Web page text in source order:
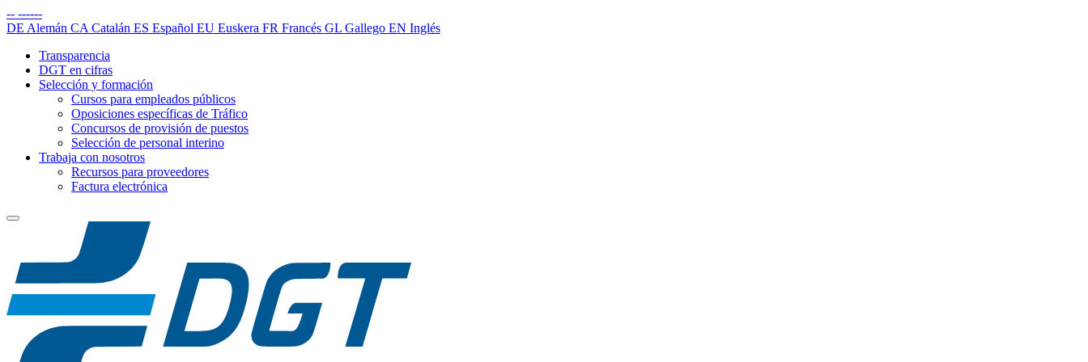
-- ------
DE Alemán CA Catalán ES Español EU Euskera FR Francés GL Gallego EN Inglés
Transparencia
DGT en cifras
Selección y formación
Cursos para empleados públicos
Oposiciones específicas de Tráfico
Concursos de provisión de puestos
Selección de personal interino
Trabaja con nosotros
Recursos para proveedores
Factura electrónica